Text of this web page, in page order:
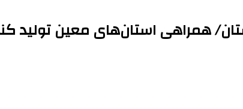
همراهی استان‌های معین تولید